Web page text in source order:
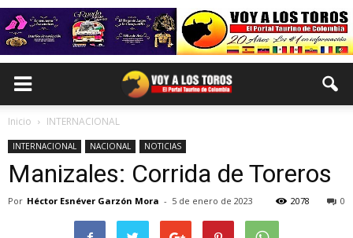
Inicio INTERNACIONAL
INTERNACIONAL NACIONAL NOTICIAS
Manizales: Corrida de Toreros
Por Héctor Esnéver Garzón Mora - 5 de enero de 2023 0
2078